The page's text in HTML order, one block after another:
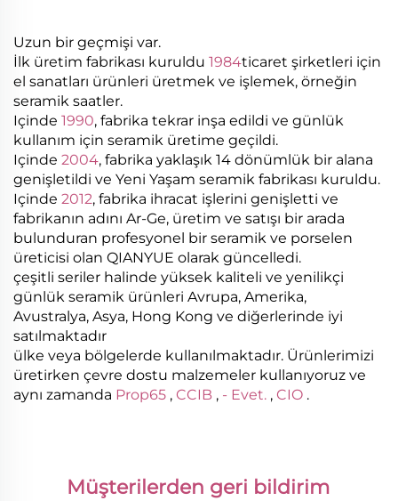
Uzun bir geçmişi var.
İlk üretim fabrikası kuruldu 1984ticaret şirketleri için
el sanatları ürünleri üretmek ve işlemek, örneğin
seramik saatler.
Içinde 1990, fabrika tekrar inşa edildi ve günlük
kullanım için seramik üretime geçildi.
Içinde 2004, fabrika yaklaşık 14 dönümlük bir alana
genişletildi ve Yeni Yaşam seramik fabrikası kuruldu.
Içinde 2012, fabrika ihracat işlerini genişletti ve
fabrikanın adını Ar-Ge, üretim ve satışı bir arada
bulunduran profesyonel bir seramik ve porselen
üreticisi olan QIANYUE olarak güncelledi.
çeşitli seriler halinde yüksek kaliteli ve yenilikçi
günlük seramik ürünleri Avrupa, Amerika,
Avustralya, Asya, Hong Kong ve diğerlerinde iyi
satılmaktadır
ülke veya bölgelerde kullanılmaktadır. Ürünlerimizi
üretirken çevre dostu malzemeler kullanıyoruz ve
aynı zamanda Prop65 , CCIB , - Evet. , CIO .
Müşterilerden geri bildirim